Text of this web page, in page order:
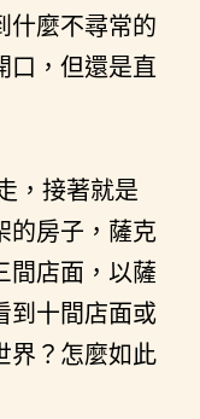
什麼不尋常的
口，但還是直
，接著就是
的房子，薩克
間店面，以薩
到十間店面或
界？怎麼如此